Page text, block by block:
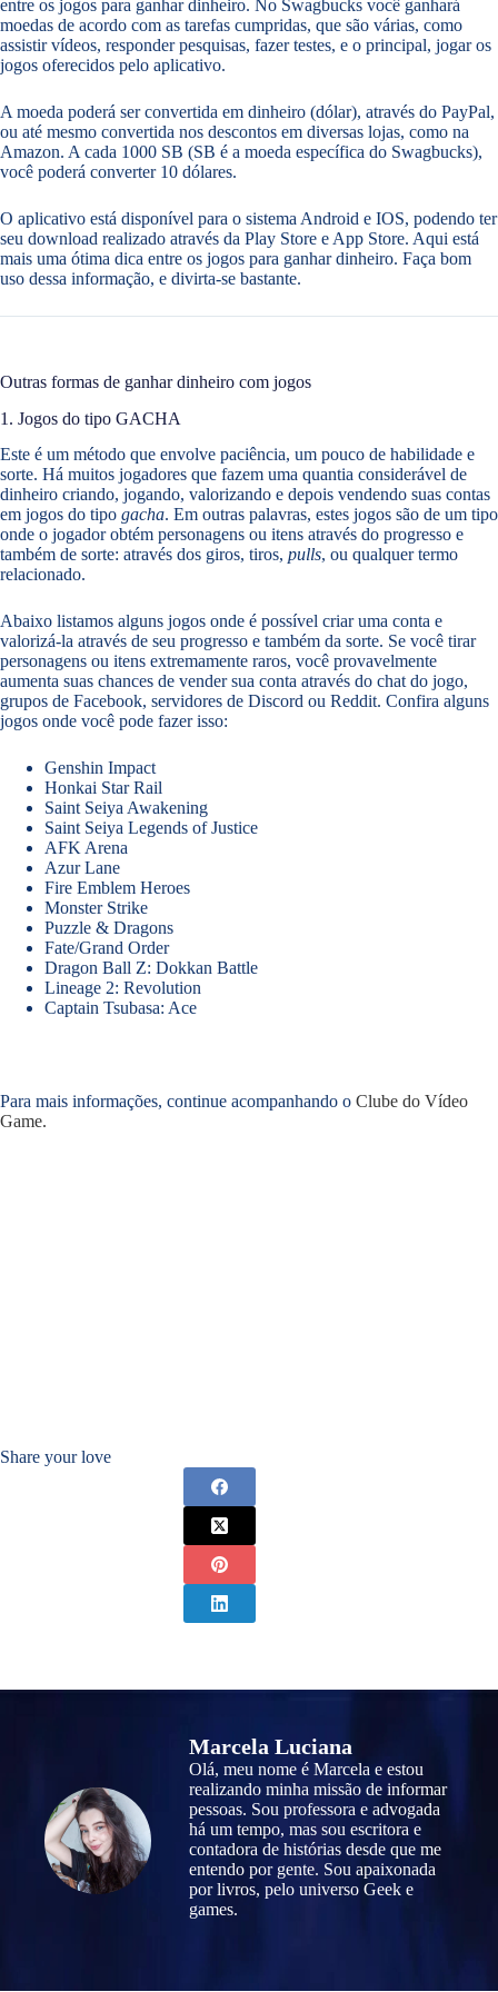
entre os jogos para ganhar dinheiro. No Swagbucks você ganhará
moedas de acordo com as tarefas cumpridas, que são várias, como
assistir vídeos, responder pesquisas, fazer testes, e o principal, jogar os
jogos oferecidos pelo aplicativo.
A moeda poderá ser convertida em dinheiro (dólar), através do PayPal,
ou até mesmo convertida nos descontos em diversas lojas, como na
Amazon. A cada 1000 SB (SB é a moeda específica do Swagbucks),
você poderá converter 10 dólares.
O aplicativo está disponível para o sistema Android e IOS, podendo ter
seu download realizado através da Play Store e App Store. Aqui está
mais uma ótima dica entre os jogos para ganhar dinheiro. Faça bom
uso dessa informação, e divirta-se bastante.
Outras formas de ganhar dinheiro com jogos
1. Jogos do tipo GACHA
Este é um método que envolve paciência, um pouco de habilidade e
sorte. Há muitos jogadores que fazem uma quantia considerável de
dinheiro criando, jogando, valorizando e depois vendendo suas contas
em jogos do tipo gacha. Em outras palavras, estes jogos são de um tipo
onde o jogador obtém personagens ou itens através do progresso e
também de sorte: através dos giros, tiros, pulls, ou qualquer termo
relacionado.
Abaixo listamos alguns jogos onde é possível criar uma conta e
valorizá-la através de seu progresso e também da sorte. Se você tirar
personagens ou itens extremamente raros, você provavelmente
aumenta suas chances de vender sua conta através do chat do jogo,
grupos de Facebook, servidores de Discord ou Reddit. Confira alguns
jogos onde você pode fazer isso:
Genshin Impact
Honkai Star Rail
Saint Seiya Awakening
Saint Seiya Legends of Justice
AFK Arena
Azur Lane
Fire Emblem Heroes
Monster Strike
Puzzle & Dragons
Fate/Grand Order
Dragon Ball Z: Dokkan Battle
Lineage 2: Revolution
Captain Tsubasa: Ace
Para mais informações, continue acompanhando o Clube do Vídeo
Game.
Share your love
Marcela Luciana
Olá, meu nome é Marcela e estou
realizando minha missão de informar
pessoas. Sou professora e advogada
há um tempo, mas sou escritora e
contadora de histórias desde que me
entendo por gente. Sou apaixonada
por livros, pelo universo Geek e
games.